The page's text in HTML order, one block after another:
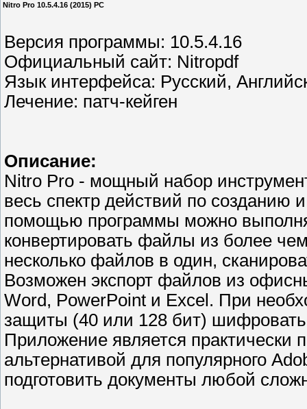
Nitro Pro 10.5.4.16 (2015) РС
Версия программы: 10.5.4.16
Официальный сайт: Nitropdf
Язык интерфейса: Русский,
Лечение: патч-кейген
Описание:
Nitro Pro - мощный набор
весь спектр действий по созданию
помощью программы можно
конвертировать файлы из более
несколько файлов в один,
Возможен экспорт файлов из
Word, PowerPoint и Excel. При
защиты (40 или 128 бит)
Приложение является
альтернативой для популярного
подготовить документы любой